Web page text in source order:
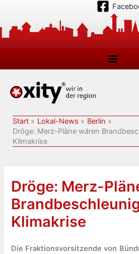
springen
Start Lokal-News
Berlin
Dröge: Merz-Pläne wären
Klimakrise
Dröge: Merz-
Klimakrise
Die Fraktionsvorsitzende von